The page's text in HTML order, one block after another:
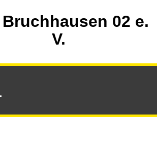
Bruchhausen 02 e.
V.